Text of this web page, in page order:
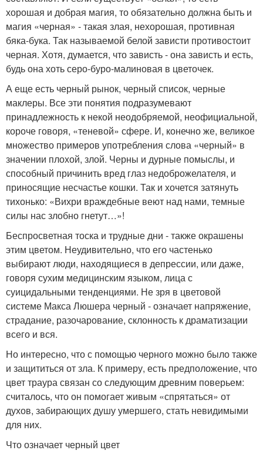
хорошая и добрая магия, то обязательно должна быть и
магия «черная» - такая злая, нехорошая, противная
бяка-бука. Так называемой белой зависти противостоит
черная. Хотя, думается, что зависть - она зависть и есть,
будь она хоть серо-буро-малиновая в цветочек.
А еще есть черный рынок, черный список, черные
маклеры. Все эти понятия подразумевают
принадлежность к некой неодобряемой, неофициальной,
короче говоря, «теневой» сфере. И, конечно же, великое
множество примеров употребления слова «черный» в
значении плохой, злой. Черны и дурные помыслы, и
способный причинить вред глаз недоброжелателя, и
приносящие несчастье кошки. Так и хочется затянуть
тихонько: «Вихри враждебные веют над нами, темные
силы нас злобно гнетут…»!
Беспросветная тоска и трудные дни - также окрашены
этим цветом. Неудивительно, что его частенько
выбирают люди, находящиеся в депрессии, или даже,
говоря сухим медицинским языком, лица с
суицидальными тенденциями. Не зря в цветовой
системе Макса Люшера черный - означает напряжение,
страдание, разочарование, склонность к драматизации
всего и вся.
Но интересно, что с помощью черного можно было также
и защититься от зла. К примеру, есть предположение, что
цвет траура связан со следующим древним поверьем:
считалось, что он помогает живым «спрятаться» от
духов, забирающих душу умершего, стать невидимыми
для них.
Что означает черный цвет